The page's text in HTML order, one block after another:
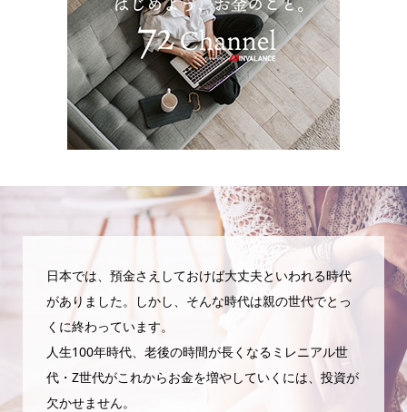
日本では、預金さえしておけば大丈夫といわれる時代
がありました。しかし、そんな時代は親の世代でとっ
くに終わっています。
人生100年時代、老後の時間が長くなるミレニアル世
代・Z世代がこれからお金を増やしていくには、投資が
欠かせません。